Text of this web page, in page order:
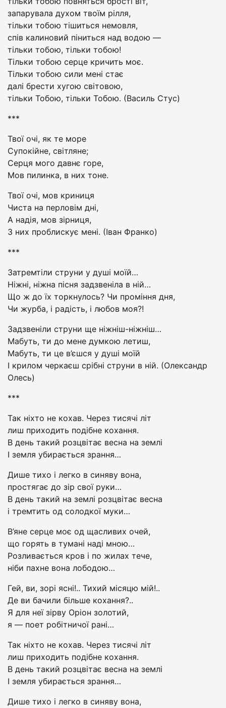
запарувала духом твоїм рілля,
тільки тобою тішиться немовля,
спів калиновий піниться над водою —
тільки тобою, тільки тобою!
Тільки тобою серце кричить моє.
Тільки тобою сили мені стає
далі брести хугою світовою,
тільки Тобою, тільки Тобою. (Василь Стус)
***
Твої очі, як те море
Супокійне, світляне;
Серця мого давнє горе,
Мов пилинка, в них тоне.
Твої очі, мов криниця
Чиста на перловім дні,
А надія, мов зірниця,
З них проблискує мені. (Іван Франко)
***
Затремтіли струни у душі моїй…
Ніжні, ніжна пісня задзвеніла в ній…
Що ж до їх торкнулось? Чи проміння дня,
Чи журба, і радість, і любов моя?!
Задзвеніли струни ще ніжніш-ніжніш…
Мабуть, ти до мене думкою летиш,
Мабуть, ти це в’єшся у душі моїй
І крилом черкаєш срібні струни в ній. (Олександр
Олесь)
***
Так ніхто не кохав. Через тисячі літ
лиш приходить подібне кохання.
В день такий розцвітає весна на землі
І земля убирається зрання…
Дише тихо і легко в синяву вона,
простягає до зір свої руки…
В день такий на землі розцвітає весна
і тремтить од солодкої муки…
В’яне серце моє од щасливих очей,
що горять в тумані наді мною…
Розливається кров і по жилах тече,
ніби пахне вона лободою…
Гей, ви, зорі ясні!.. Тихий місяцю мій!..
Де ви бачили більше кохання?..
Я для неї зірву Оріон золотий,
я — поет робітничої рані…
Так ніхто не кохав. Через тисячі літ
лиш приходить подібне кохання.
В день такий розцвітає весна на землі
І земля убирається зрання…
Дише тихо і легко в синяву вона,